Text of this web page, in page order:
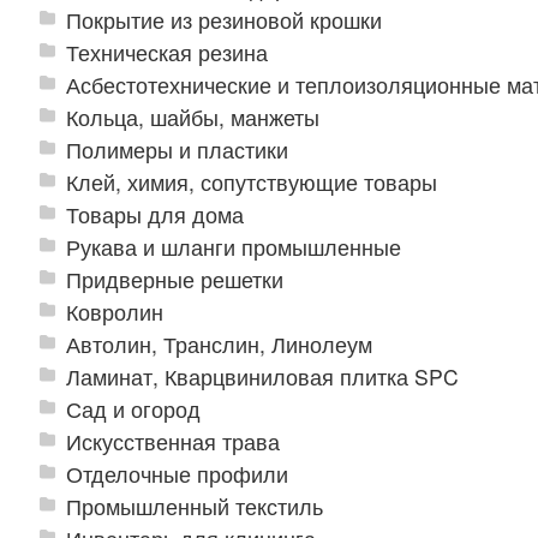
Покрытие из резиновой крошки
Техническая резина
Асбестотехнические и теплоизоляционные
Кольца, шайбы, манжеты
Полимеры и пластики
Клей, химия, сопутствующие товары
Товары для дома
Рукава и шланги промышленные
Придверные решетки
Ковролин
Автолин, Транслин, Линолеум
Ламинат, Кварцвиниловая плитка SPC
Сад и огород
Искусственная трава
Отделочные профили
Промышленный текстиль